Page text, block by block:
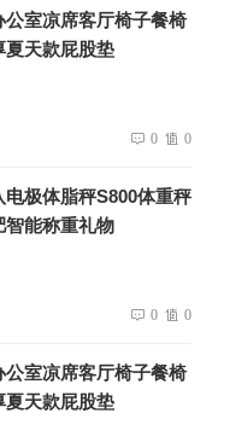
室凉席客厅椅子餐椅
夏天款屁股垫
0 0
极体脂秤S800体重秤
智能称重礼物
0 0
室凉席客厅椅子餐椅
夏天款屁股垫